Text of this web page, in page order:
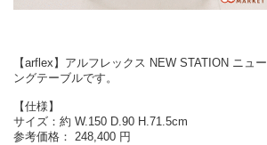
【arflex】アルフレックス NEW STATION ニュ
ングテーブルです。
【仕様】
サイズ：約 W.150 D.90 H.71.5cm
参考価格： 248,400 円